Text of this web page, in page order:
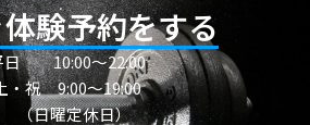
験予約をする
日10:00〜22:00
・祝 9:00～19:00
（日曜定休日）